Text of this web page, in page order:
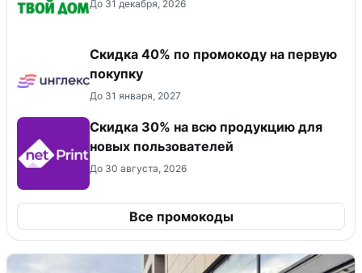
До 31 декабря, 2026
Скидка 40% по промокоду на первую
покупку
До 31 января, 2027
Скидка 30% на всю продукцию для
новых пользователей
До 30 августа, 2026
Все промокоды